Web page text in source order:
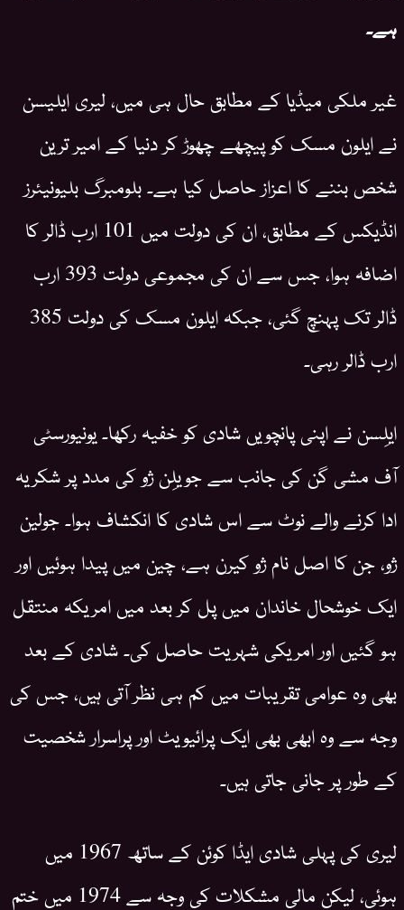
ہے۔
غیر ملکی میڈیا کے مطابق حال ہی میں، لیری ایلیسن
نے ایلون مسک کو پیچھے چھوڑ کر دنیا کے امیر ترین
شخص بننے کا اعزاز حاصل کیا ہے۔ بلومبرگ بلیونیئرز
انڈیکس کے مطابق، ان کی دولت میں 101 ارب ڈالر کا
اضافہ ہوا، جس سے ان کی مجموعی دولت 393 ارب
ڈالر تک پہنچ گئی، جبکہ ایلون مسک کی دولت 385
ارب ڈالر رہی۔
ایلِسن نے اپنی پانچویں شادی کو خفیہ رکھا۔ یونیورسٹی
آف مشی گن کی جانب سے جویلِن ژو کی مدد پر شکریہ
ادا کرنے والے نوٹ سے اس شادی کا انکشاف ہوا۔ جولین
ژو، جن کا اصل نام ژو کیرن ہے، چین میں پیدا ہوئیں اور
ایک خوشحال خاندان میں پل کر بعد میں امریکہ منتقل
ہو گئیں اور امریکی شہریت حاصل کی۔ شادی کے بعد
بھی وہ عوامی تقریبات میں کم ہی نظر آتی ہیں، جس کی
وجہ سے وہ ابھی بھی ایک پرائیویٹ اور پراسرار شخصیت
کے طور پر جانی جاتی ہیں۔
لیری کی پہلی شادی ایڈا کوئن کے ساتھ 1967 میں
ہوئی، لیکن مالی مشکلات کی وجہ سے 1974 میں ختم